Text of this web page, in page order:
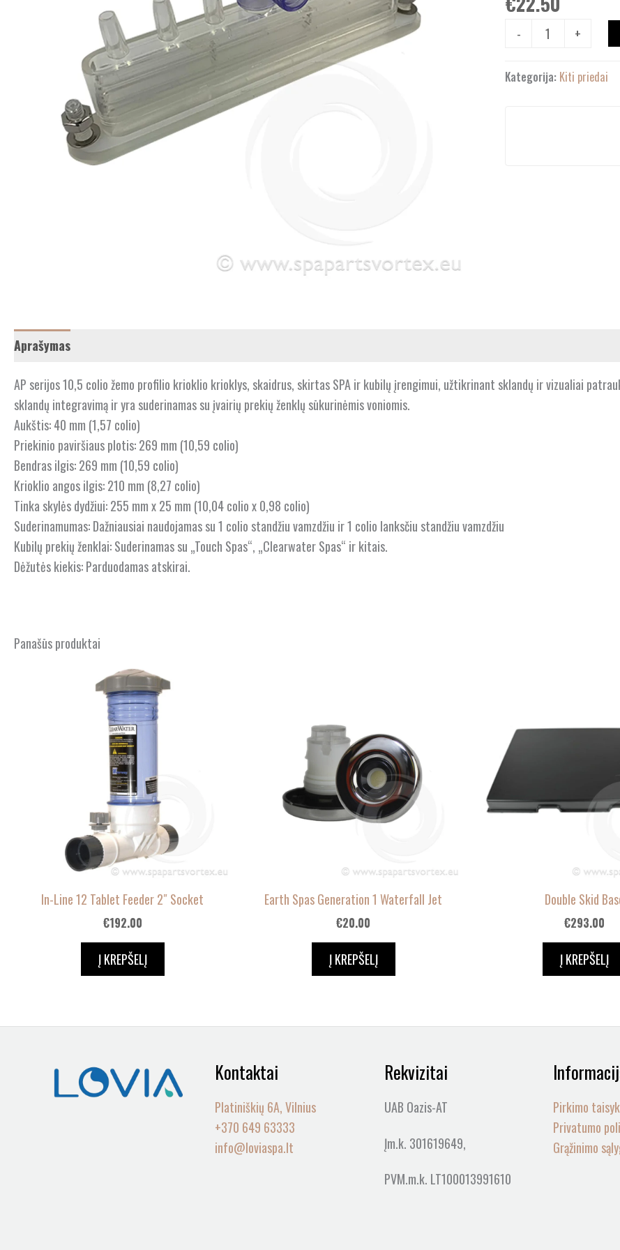
- +
Kategorija: Kiti priedai
Aprašymas
AP serijos 10,5 colio žemo profilio krioklio krioklys, skaidrus, skirtas SPA ir kubilų įrengimui, užtikrinant sklandų ir vizualiai
sklandų integravimą ir yra suderinamas su įvairių prekių ženklų sūkurinėmis voniomis.
Aukštis: 40 mm (1,57 colio)
Priekinio paviršiaus plotis: 269 mm (10,59 colio)
Bendras ilgis: 269 mm (10,59 colio)
Krioklio angos ilgis: 210 mm (8,27 colio)
Tinka skylės dydžiui: 255 mm x 25 mm (10,04 colio x 0,98 colio)
Suderinamumas: Dažniausiai naudojamas su 1 colio standžiu vamzdžiu ir 1 colio lanksčiu standžiu vamzdžiu
Kubilų prekių ženklai: Suderinamas su „Touch Spas“, „Clearwater Spas“ ir kitais.
Dėžutės kiekis: Parduodamas atskirai.
Panašūs produktai
In-Line 12 Tablet Feeder 2″ Socket
€192.00
Į KREPŠELĮ
Earth Spas Generation 1 Waterfall Jet
€20.00
Į KREPŠELĮ
Double Skid
€293.00
Į KREPŠELĮ
Kontaktai
Platiniškių 6A, Vilnius
+370 649 63333
info@loviaspa.lt
Rekvizitai
UAB Oazis-AT
Įm.k. 301619649,
PVM.m.k. LT100013991610
Pirkimo
Privatumo
Grąžinimo